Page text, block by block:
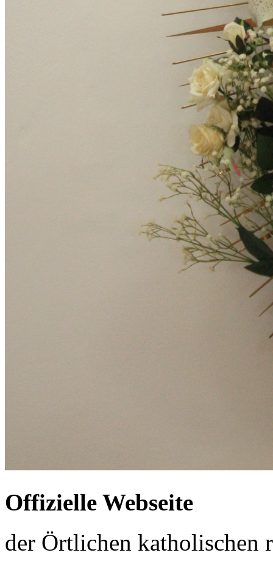
Offizielle Webseite
der Örtlichen katholischen